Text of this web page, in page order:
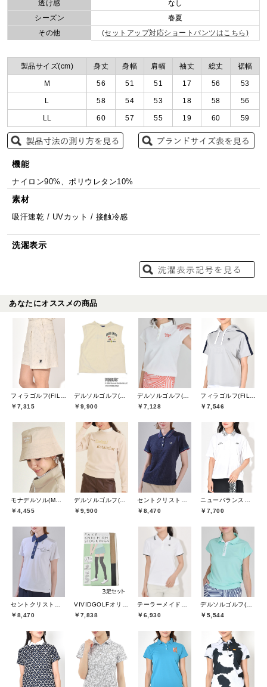
透け感
なし
シーズン
春夏
その他
(セットアップ対応ショートパンツはこちら)
製品サイズ(cm) 身丈 身幅 肩幅 袖丈 総丈 裾幅
M 56 51 51 17 56 53
L 58 54 53 18 58 56
LL 60 57 55 19 60 59
機能
ナイロン90%、ポリウレタン10%
素材
吸汗速乾 / UVカット / 接触冷感
洗濯表示
あなたにオススメの商品
￥7,315
￥9,900
￥7,128
￥7,546
￥4,455
￥9,900
￥8,470
￥7,700
￥8,470
￥7,838
￥6,930
￥5,544